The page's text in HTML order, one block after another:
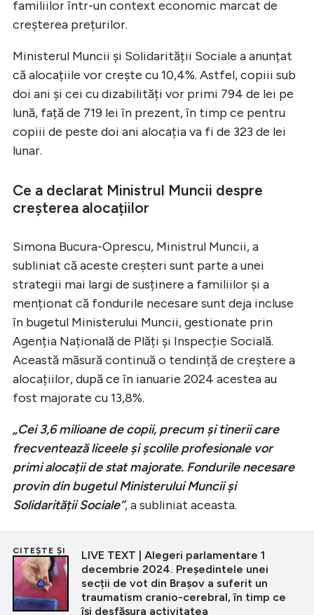
familiilor într-un context economic marcat de
creșterea prețurilor.
Ministerul Muncii și Solidarității Sociale a anunțat
că alocațiile vor crește cu 10,4%. Astfel, copiii sub
doi ani și cei cu dizabilități vor primi 794 de lei pe
lună, față de 719 lei în prezent, în timp ce pentru
copiii de peste doi ani alocația va fi de 323 de lei
lunar.
Ce a declarat Ministrul Muncii despre
creșterea alocațiilor
Simona Bucura-Oprescu, Ministrul Muncii, a
subliniat că aceste creșteri sunt parte a unei
strategii mai largi de susținere a familiilor și a
menționat că fondurile necesare sunt deja incluse
în bugetul Ministerului Muncii, gestionate prin
Agenția Națională de Plăți și Inspecție Socială.
Această măsură continuă o tendință de creștere a
alocațiilor, după ce în ianuarie 2024 acestea au
fost majorate cu 13,8%.
„Cei 3,6 milioane de copii, precum și tinerii care
frecventează liceele și școlile profesionale vor
primi alocații de stat majorate. Fondurile necesare
provin din bugetul Ministerului Muncii și
Solidarității Sociale”, a subliniat aceasta.
CITEȘTE ȘI
LIVE TEXT | Alegeri parlamentare 1
decembrie 2024. Președintele unei
secții de vot din Brașov a suferit un
traumatism cranio-cerebral, în timp ce
își desfășura activitatea